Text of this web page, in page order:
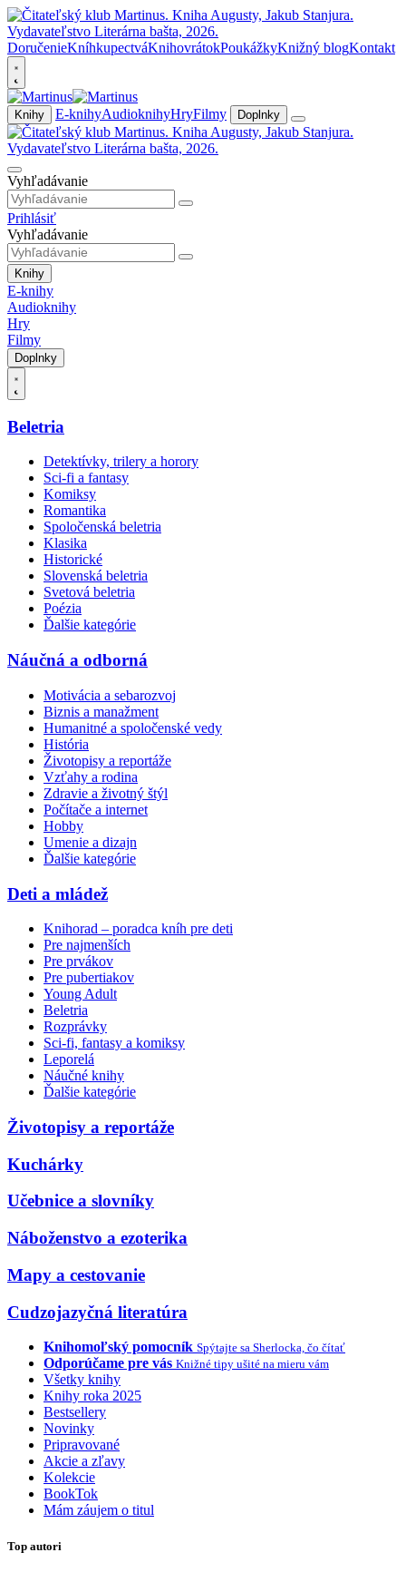
DoručenieKníhkupectváKnihovrátokPoukážkyKnižný blogKontakt
Knihy E-knihyAudioknihyHryFilmy Doplnky
Vyhľadávanie
Prihlásiť
Vyhľadávanie
Knihy
E-knihy
Audioknihy
Hry
Filmy
Doplnky
Beletria
Detektívky, trilery a horory
Sci-fi a fantasy
Komiksy
Romantika
Spoločenská beletria
Klasika
Historické
Slovenská beletria
Svetová beletria
Poézia
Ďalšie kategórie
Náučná a odborná
Motivácia a sebarozvoj
Biznis a manažment
Humanitné a spoločenské vedy
História
Životopisy a reportáže
Vzťahy a rodina
Zdravie a životný štýl
Počítače a internet
Hobby
Umenie a dizajn
Ďalšie kategórie
Deti a mládež
Knihorad – poradca kníh pre deti
Pre najmenších
Pre prvákov
Pre pubertiakov
Young Adult
Beletria
Rozprávky
Sci-fi, fantasy a komiksy
Leporelá
Náučné knihy
Ďalšie kategórie
Životopisy a reportáže
Kuchárky
Učebnice a slovníky
Náboženstvo a ezoterika
Mapy a cestovanie
Cudzojazyčná literatúra
Knihomoľský pomocník Spýtajte sa Sherlocka, čo čítať
Odporúčame pre vás Knižné tipy ušité na mieru vám
Všetky knihy
Knihy roka 2025
Bestsellery
Novinky
Pripravované
Akcie a zľavy
Kolekcie
BookTok
Mám záujem o titul
Top autori